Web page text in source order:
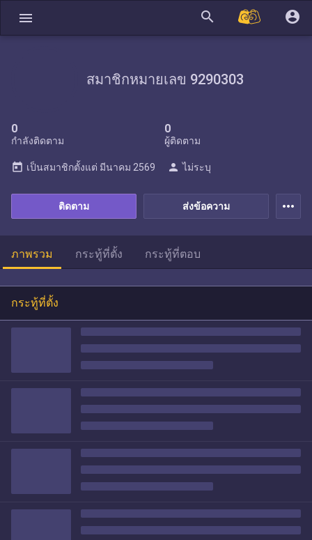
menu search account_circle
สมาชิกหมายเลข 9290303
0
กำลังติดตาม
0
ผู้ติดตาม
ส่งข้อความ
ติดตาม
today เป็นสมาชิกตั้งแต่ มีนาคม 2569 person ไม่ระบุ
more_horiz
ภาพรวม กระทู้ที่ตั้ง กระทู้ที่ตอบ
กระทู้ที่ตั้ง